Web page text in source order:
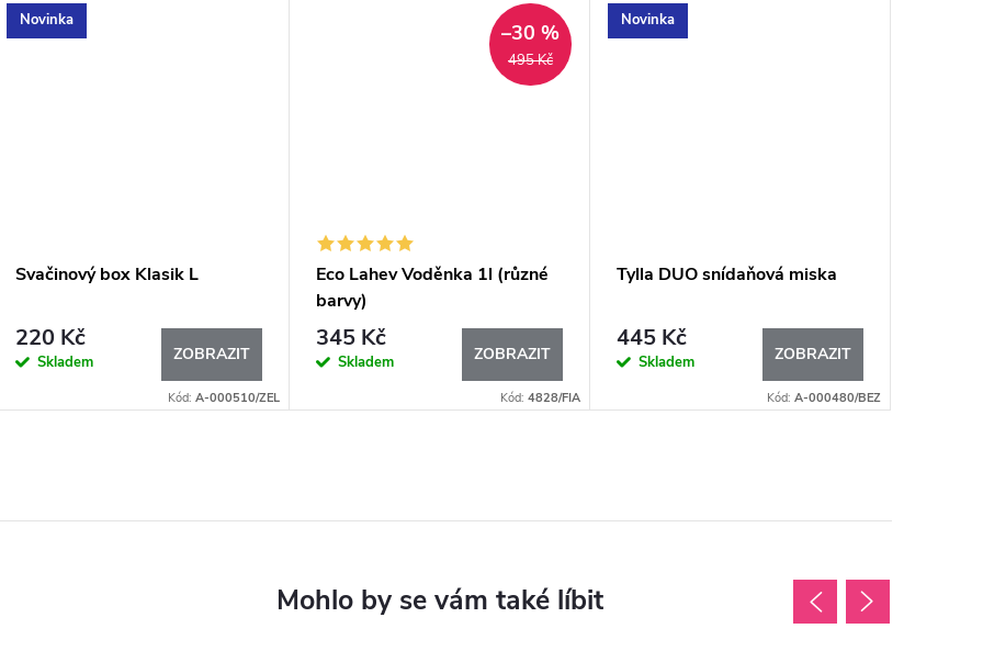
Novinka
Svačinový box Klasik L
220 Kč
Skladem ZOBRAZIT
Kód: A-000510/ZEL
495 Kč
–30 %
Eco Lahev Voděnka 1l (různé
barvy)
345 Kč
Skladem ZOBRAZIT
Kód: 4828/FIA
Novinka
Tylla DUO snídaňová miska
445 Kč
Skladem ZOBRAZIT
Kód: A-000480/BEZ